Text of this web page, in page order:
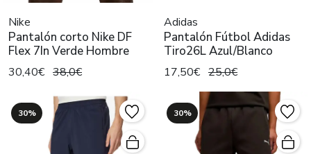
Nike
Pantalón corto Nike DF
Flex 7In Verde Hombre
30,40€ 38,0€
Adidas
Pantalón Fútbol Adidas
Tiro26L Azul/Blanco
17,50€ 25,0€
30% 30%